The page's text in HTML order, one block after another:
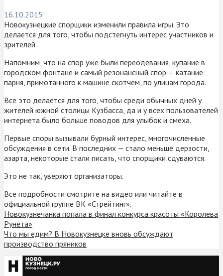
16.10.2015
Новокузнецкие спорщики изменили правила игры. Это
делается для того, чтобы подстегнуть интерес участников и
зрителей.
Напомним, что на спор уже были переодевания, купание в
городском фонтане и самый резонансный спор — катание
парня, примотанного к машине скотчем, по улицам города.
Все это делается для того, чтобы среди обычных дней у
жителей южной столицы Кузбасса, да и у всех пользователей
интернета было больше поводов для улыбок и смеха.
Первые споры вызывали бурный интерес, многочисленные
обсуждения в сети. В последних — стало меньше дерзости,
азарта, некоторые стали писать, что спорщики сдуваются.
Это не так, уверяют организаторы.
Все подробности смотрите на видео или читайте в
официальной группе ВК «Стрейтинг».
Новокузнечанка попала в финал конкурса красоты «Королева
Рунета»
Что мы едим? В Новокузнецке вновь обсуждают
производство пряников